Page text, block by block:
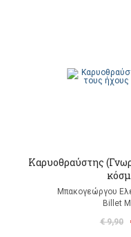
Καρυοθραύστης
Μπακογεώργου
Billet
€ 9,90